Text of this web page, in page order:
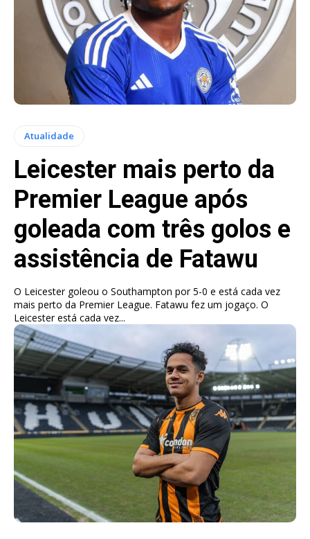
Atualidade
Leicester mais perto da
Premier League após
goleada com três golos e
assistência de Fatawu
O Leicester goleou o Southampton por 5-0 e está cada vez
mais perto da Premier League. Fatawu fez um jogaço. O
Leicester está cada vez...